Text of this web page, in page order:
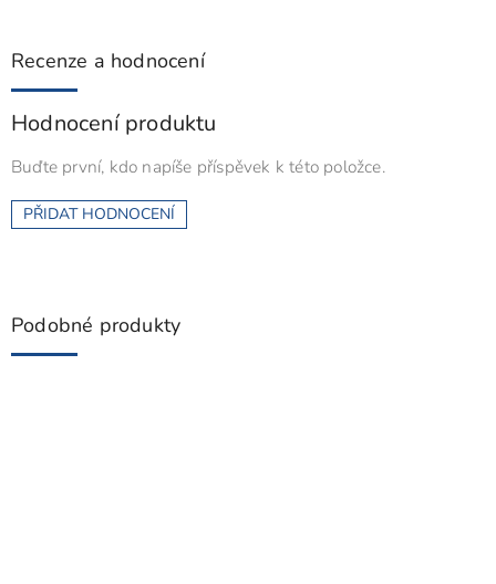
Recenze a hodnocení
Hodnocení produktu
Buďte první, kdo napíše příspěvek k této položce.
PŘIDAT HODNOCENÍ
Podobné produkty